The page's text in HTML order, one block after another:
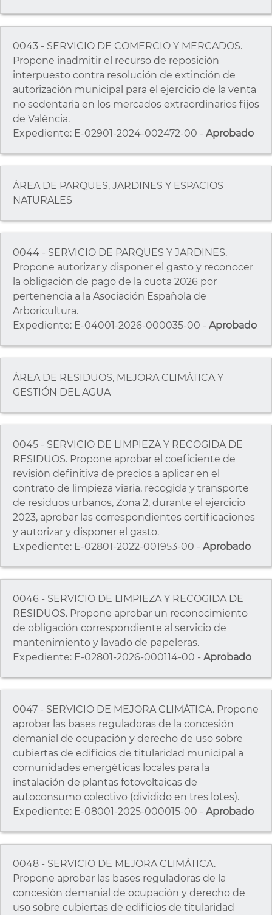
0043 - SERVICIO DE COMERCIO Y MERCADOS.
Propone inadmitir el recurso de reposición
interpuesto contra resolución de extinción de
autorización municipal para el ejercicio de la venta
no sedentaria en los mercados extraordinarios fijos
de València.
Expediente: E-02901-2024-002472-00 - Aprobado
ÁREA DE PARQUES, JARDINES Y ESPACIOS
NATURALES
0044 - SERVICIO DE PARQUES Y JARDINES.
Propone autorizar y disponer el gasto y reconocer
la obligación de pago de la cuota 2026 por
pertenencia a la Asociación Española de
Arboricultura.
Expediente: E-04001-2026-000035-00 - Aprobado
ÁREA DE RESIDUOS, MEJORA CLIMÁTICA Y
GESTIÓN DEL AGUA
0045 - SERVICIO DE LIMPIEZA Y RECOGIDA DE
RESIDUOS. Propone aprobar el coeficiente de
revisión definitiva de precios a aplicar en el
contrato de limpieza viaria, recogida y transporte
de residuos urbanos, Zona 2, durante el ejercicio
2023, aprobar las correspondientes certificaciones
y autorizar y disponer el gasto.
Expediente: E-02801-2022-001953-00 - Aprobado
0046 - SERVICIO DE LIMPIEZA Y RECOGIDA DE
RESIDUOS. Propone aprobar un reconocimiento
de obligación correspondiente al servicio de
mantenimiento y lavado de papeleras.
Expediente: E-02801-2026-000114-00 - Aprobado
0047 - SERVICIO DE MEJORA CLIMÁTICA. Propone
aprobar las bases reguladoras de la concesión
demanial de ocupación y derecho de uso sobre
cubiertas de edificios de titularidad municipal a
comunidades energéticas locales para la
instalación de plantas fotovoltaicas de
autoconsumo colectivo (dividido en tres lotes).
Expediente: E-08001-2025-000015-00 - Aprobado
0048 - SERVICIO DE MEJORA CLIMÁTICA.
Propone aprobar las bases reguladoras de la
concesión demanial de ocupación y derecho de
uso sobre cubiertas de edificios de titularidad